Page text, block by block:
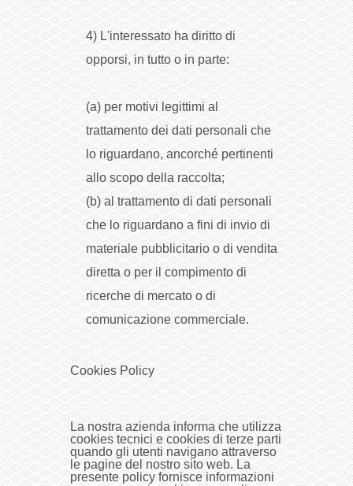
4) L'interessato ha diritto di
opporsi, in tutto o in parte:
(a) per motivi legittimi al
trattamento dei dati personali che
lo riguardano, ancorché pertinenti
allo scopo della raccolta;
(b) al trattamento di dati personali
che lo riguardano a fini di invio di
materiale pubblicitario o di vendita
diretta o per il compimento di
ricerche di mercato o di
comunicazione commerciale.
Cookies Policy
La nostra azienda informa che utilizza
cookies tecnici e cookies di terze parti
quando gli utenti navigano attraverso
le pagine del nostro sito web. La
presente policy fornisce informazioni